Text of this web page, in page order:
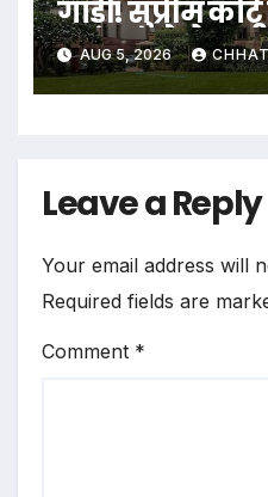
गाड़ी! सुप्रीम
चालान, पेट्रोल
AUG 5, 2026
Leave a Reply
Your email address will
Required fields are
Comment *